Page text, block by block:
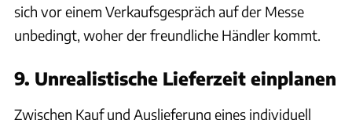
sich vor einem Verkaufsgespräch auf der Messe
unbedingt, woher der freundliche Händler kommt.
9. Unrealistische Lieferzeit einplanen
Zwischen Kauf und Auslieferung eines individuell